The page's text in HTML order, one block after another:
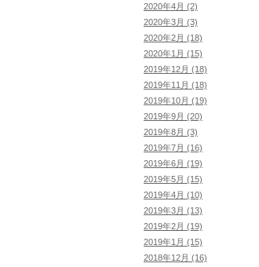
2020年4月 (2)
2020年3月 (3)
2020年2月 (18)
2020年1月 (15)
2019年12月 (18)
2019年11月 (18)
2019年10月 (19)
2019年9月 (20)
2019年8月 (3)
2019年7月 (16)
2019年6月 (19)
2019年5月 (15)
2019年4月 (10)
2019年3月 (13)
2019年2月 (19)
2019年1月 (15)
2018年12月 (16)